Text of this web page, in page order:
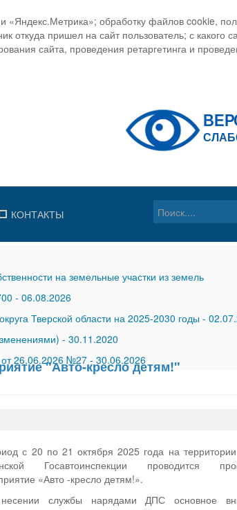
«Яндекс.Метрика»; обработку файлов cookie,
откуда пришел на сайт пользователь; с какого
сайта, проведения ретаргетинга и
КОНТАКТЫ
на земельные участки из земель
- 06.08.2026
Тверской области на 2025-2030 годы -
- 30.11.2020
от 26.06.2026 №27 - 30.06.2026
"Авто-кресло детям!"
с 20 по 21 октября 2025 года на
Госавтоинспекции проводится
«Авто -кресло детям!».
службы нарядами ДПС основное